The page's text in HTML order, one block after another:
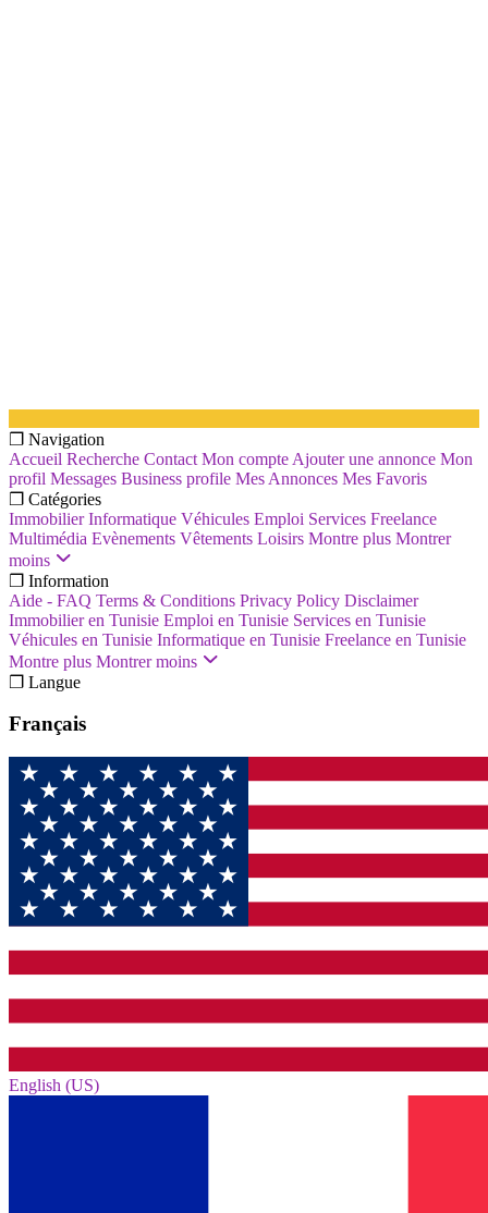
❐ Navigation
Accueil Recherche Contact Mon compte Ajouter une annonce Mon
profil Messages Business profile Mes Annonces Mes Favoris
❐ Catégories
Immobilier Informatique Véhicules Emploi Services Freelance
Multimédia Evènements Vêtements Loisirs Montre plus Montrer
moins
❐ Information
Aide - FAQ Terms & Conditions Privacy Policy Disclaimer
Immobilier en Tunisie Emploi en Tunisie Services en Tunisie
Véhicules en Tunisie Informatique en Tunisie Freelance en Tunisie
Montre plus Montrer moins
❐ Langue
Français
English (US)‎